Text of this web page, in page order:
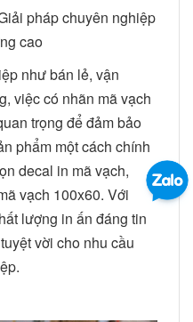
pháp chuyên nghiệp
cao
như bán lẻ, vận
việc có nhãn mã vạch
trọng để đảm bảo
phẩm một cách chính
decal in mã vạch,
vạch 100x60. Với
lượng in ấn đáng tin
vời cho nhu cầu